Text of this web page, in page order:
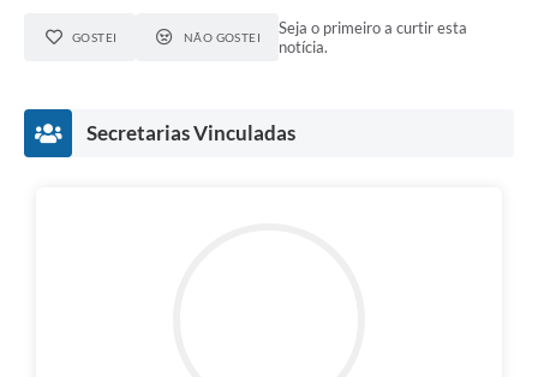
GOSTEI NÃO GOSTEI
Seja o primeiro a curtir esta
notícia.
Secretarias Vinculadas